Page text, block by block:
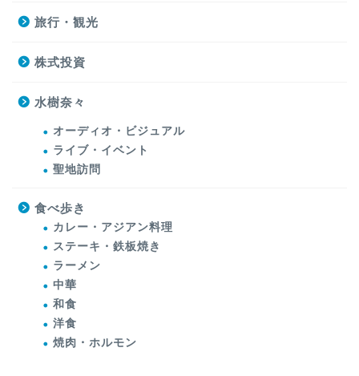
旅行・観光
株式投資
水樹奈々
オーディオ・ビジュアル
ライブ・イベント
聖地訪問
食べ歩き
カレー・アジアン料理
ステーキ・鉄板焼き
ラーメン
中華
和食
洋食
焼肉・ホルモン